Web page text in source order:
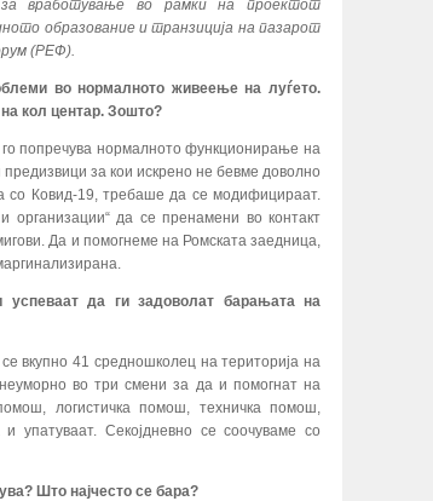
за вработување во рамки на проектот
образование и транзиција на пазарот
(РЕФ).
во нормалното живеење на луѓето.
кол центар. Зошто?
попречува нормалното функционирање на
за кои искрено не бевме доволно
со Ковид-19, требаше да се модифицираат.
организации“ да се пренамени во контакт
Да и помогнеме на Ромската заедница,
успеваат да ги задоволат барањата на
вкупно 41 средношколец на територија на
во три смени за да и помогнат на
логистичка помош, техничка помош,
упатуваат. Секојдневно се соочуваме со
Што најчесто се бара?